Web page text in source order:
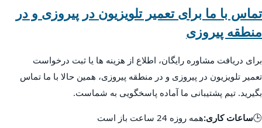
تماس با ما برای تعمیر تلویزیون در پیروزی و در
منطقه پیروزی
برای دریافت مشاوره رایگان، اطلاع از هزینه ها یا ثبت درخواست
تعمیر تلویزیون در پیروزی و در منطقه پیروزی، همین حالا با ما تماس
بگیرید. تیم پشتیبانی ما آماده پاسخگویی به شماست.
🕒ساعات کاری:همه روزه 24 ساعت باز است